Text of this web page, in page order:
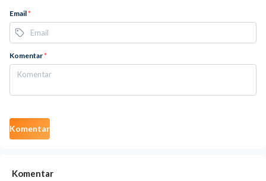
Email*
Komentar*
Komentar
Komentar